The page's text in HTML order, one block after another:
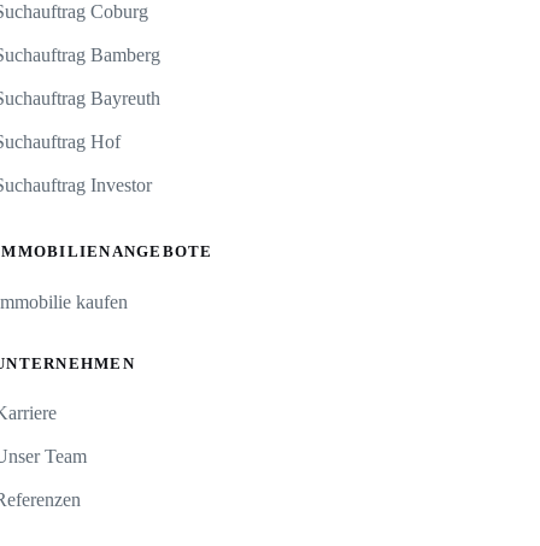
Coburg
Bamberg
Bayreuth
Hof
Investor
kaufen
Team